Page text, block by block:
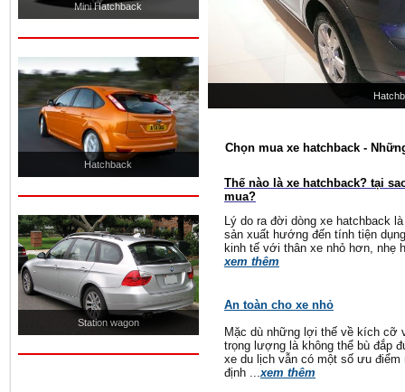
Mini Hatchback
Hatchback
Station wagon
Chọn mua xe hatchback -
Thế nào là xe hatchback? tại
mua?
Lý do ra đời dòng xe hatchback
sản xuất hướng đến tính tiện
kinh tế với thân xe nhỏ hơn, nhẹ
xem thêm
An toàn cho xe nhỏ
Mặc dù những lợi thế về kích cỡ
trọng lượng là không thể bù đắp
xe du lịch vẫn có một số ưu điểm
định ...xem thêm